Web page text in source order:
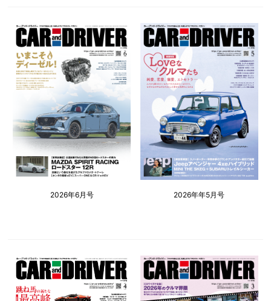
2026年6月号 2026年年5月号